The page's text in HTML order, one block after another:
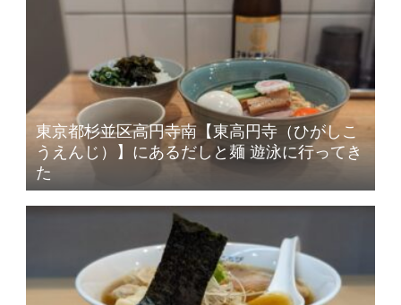
東京都杉並区高円寺南【東高円寺（ひがしこ
うえんじ）】にあるだしと麺 遊泳に行ってき
た